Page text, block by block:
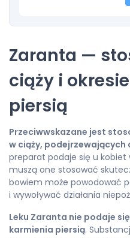
Zaranta —
ciąży i
piersią
Przeciwwskazane jest
w ciąży, podejrzewających
preparat podaje się u kobiet
muszą one stosować
bowiem może powodować
i wywoływać działania
Leku Zaranta nie podaje
karmienia piersią.